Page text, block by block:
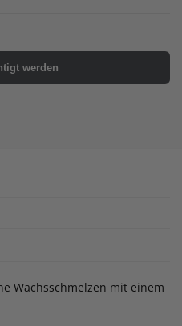
werden
Wachsschmelzen mit einem